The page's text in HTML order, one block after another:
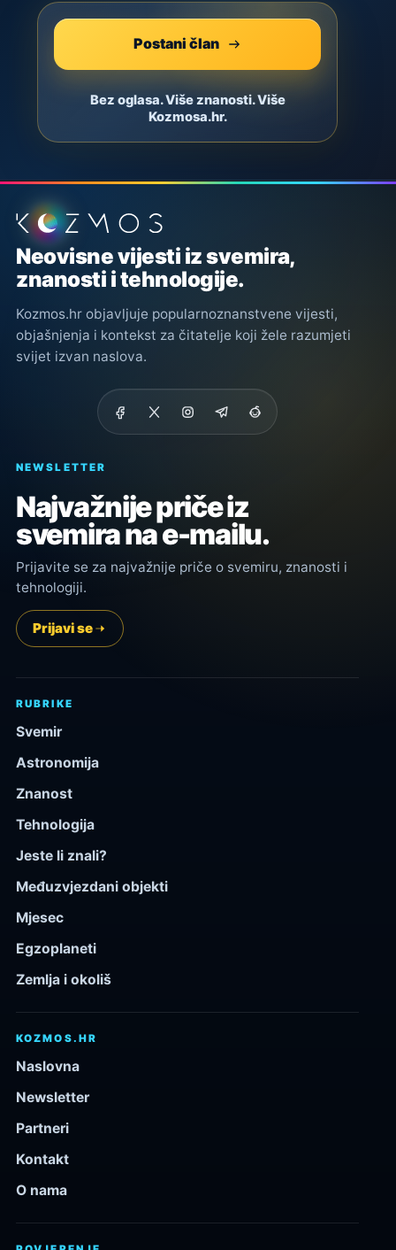
Postani član
Bez oglasa. Više znanosti. Više
Kozmosa.hr.
Podnožje stranice
Neovisne vijesti iz svemira,
znanosti i tehnologije.
Kozmos.hr objavljuje popularnoznanstvene vijesti,
objašnjenja i kontekst za čitatelje koji žele razumjeti
svijet izvan naslova.
NEWSLETTER
Najvažnije priče iz
svemira na e-mailu.
Prijavite se za najvažnije priče o svemiru, znanosti i
tehnologiji.
Prijavi se
RUBRIKE
Svemir
Astronomija
Znanost
Tehnologija
Jeste li znali?
Međuzvjezdani objekti
Mjesec
Egzoplaneti
Zemlja i okoliš
KOZMOS.HR
Naslovna
Newsletter
Partneri
Kontakt
O nama